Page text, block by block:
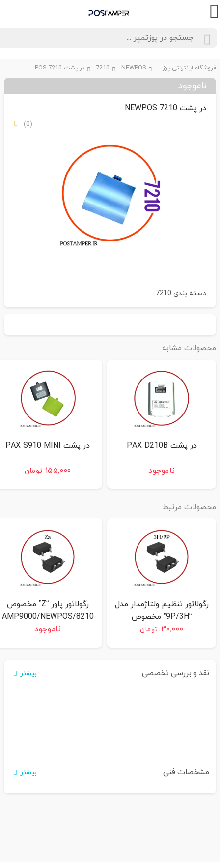
فروشگاه اینترنتی پوزتمپر NEWPOS
7210 در پشت NEWPOS 7210
ناموجود
در پشت NEWPOS 7210
دسته بندی7210
مشابه
در پشت PAX D210B
ناموجود
در پشت PAX S910 MINI
۱۵۵,۰۰۰ تومان
مرتبط
رگولاتور تنظیم ولتاژمدار مدل
“9P/3H” مخصوص
NEWPOS 7210
۳۰,۰۰۰ تومان
رگولاتور پاور “Z” مخصوص
8210/AMP9000/NEWPOS
7210
ناموجود
نقد و بررسی تخصصی بیشتر
مشخصات فنی بیشتر